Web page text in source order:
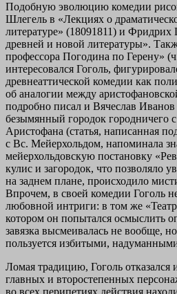
Подобную эволюцию комедии
Шлегель в «Лекциях о
литературе» (18091811) и
древней и новой литературы».
профессора Погодина по Герену»
интересовался Гоголь,
древнеаттической комедии как
об аналогии между
подробно писал и Вячеслав Иванов
безымянный городок городничего
Аристофана (статья, написанная
с Вс. Мейерхольдом, напоминала
мейерхольдовскую постановку
кулис и загородок, что позволяло
на заднем плане, происходило
Впрочем, в своей комедии Гоголь
любовной интриги: в том же
котором он попытался осмыслить
завязка высмеивалась не вообще,
пользуется избитыми,
Ломая традицию, Гоголь
главных и второстепенных
во всех перипетиях действия